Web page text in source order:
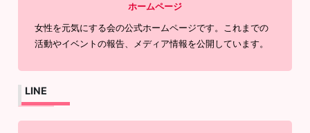
ホームページ
女性を元気にする会の公式ホームページです。これまでの
活動やイベントの報告、メディア情報を公開しています。
LINE